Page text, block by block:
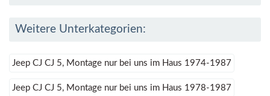
Weitere Unterkategorien:
Jeep CJ CJ 5, Montage nur bei uns im Haus 1974-1987
Jeep CJ CJ 5, Montage nur bei uns im Haus 1978-1987